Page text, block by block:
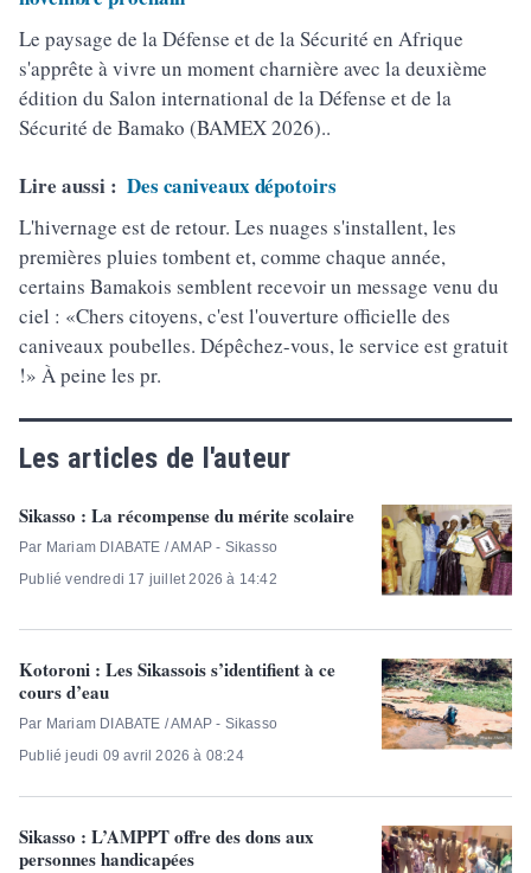
Le paysage de la Défense et de la Sécurité en Afrique
s'apprête à vivre un moment charnière avec la deuxième
édition du Salon international de la Défense et de la
Sécurité de Bamako (BAMEX 2026)..
Lire aussi : Des caniveaux dépotoirs
L'hivernage est de retour. Les nuages s'installent, les
premières pluies tombent et, comme chaque année,
certains Bamakois semblent recevoir un message venu du
ciel : «Chers citoyens, c'est l'ouverture officielle des
caniveaux poubelles. Dépêchez-vous, le service est gratuit
!» À peine les pr.
Les articles de l'auteur
Sikasso : La récompense du mérite scolaire
Par Mariam DIABATE / AMAP - Sikasso
Publié vendredi 17 juillet 2026 à 14:42
Kotoroni : Les Sikassois s’identifient à ce
cours d’eau
Par Mariam DIABATE / AMAP - Sikasso
Publié jeudi 09 avril 2026 à 08:24
Sikasso : L’AMPPT offre des dons aux
personnes handicapées